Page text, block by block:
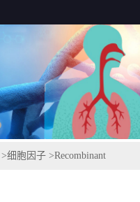
>细胞因子 >Recombinant